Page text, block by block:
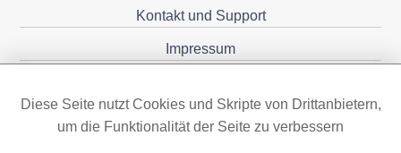
Kontakt und Support
Impressum
Diese Seite nutzt Cookies und Skripte von Drittanbietern,
um die Funktionalität der Seite zu verbessern